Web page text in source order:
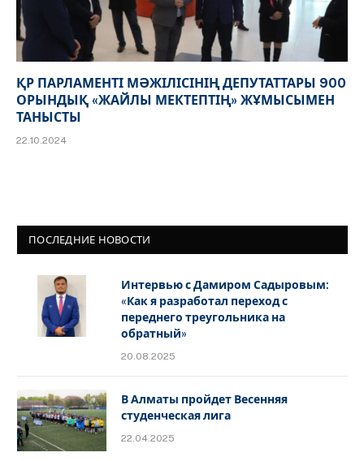
ҚР ПАРЛАМЕНТІ МӘЖІЛІСІНІҢ ДЕПУТАТТАРЫ 900
ОРЫНДЫҚ «ЖАЙЛЫ МЕКТЕПТІҢ» ЖҰМЫСЫМЕН
ТАНЫСТЫ
22.10.2024
ПОСЛЕДНИЕ НОВОСТИ
Интервью с Дамиром Садыровым:
«Как я разработал переход с
переднего треугольника на
обратный»
20.08.2025
В Алматы пройдет Весенняя
студенческая лига
22.04.2025